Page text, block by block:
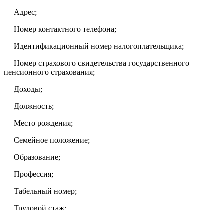
— Адрес;
— Номер контактного телефона;
— Идентификационный номер налогоплательщика;
— Номер страхового свидетельства государственного
пенсионного страхования;
— Доходы;
— Должность;
— Место рождения;
— Семейное положение;
— Образование;
— Профессия;
— Табельный номер;
— Трудовой стаж;